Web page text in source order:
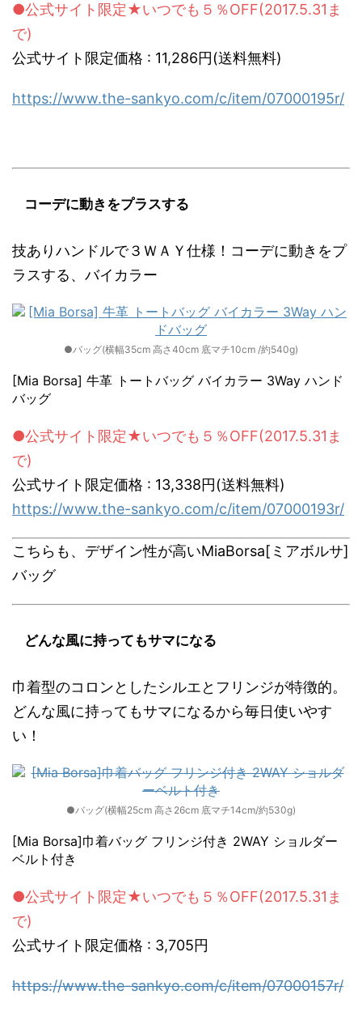
●公式サイト限定★いつでも５％OFF(2017.5.31ま
で)
公式サイト限定価格 : 11,286円(送料無料)
https://www.the-sankyo.com/c/item/07000195r/
コーデに動きをプラスする
技ありハンドルで３ＷＡＹ仕様！コーデに動きをプ
ラスする、バイカラー
●バッグ(横幅35cm 高さ40cm 底マチ10cm /約540g)
[Mia Borsa] 牛革 トートバッグ バイカラー 3Way ハンド
バッグ
●公式サイト限定★いつでも５％OFF(2017.5.31ま
で)
公式サイト限定価格 : 13,338円(送料無料)
https://www.the-sankyo.com/c/item/07000193r/
こちらも、デザイン性が高いMiaBorsa[ミアボルサ]
バッグ
どんな風に持ってもサマになる
巾着型のコロンとしたシルエとフリンジが特徴的。
どんな風に持ってもサマになるから毎日使いやす
い！
●バッグ(横幅25cm 高さ26cm 底マチ14cm/約530g)
[Mia Borsa]巾着バッグ フリンジ付き 2WAY ショルダー
ベルト付き
●公式サイト限定★いつでも５％OFF(2017.5.31ま
で)
公式サイト限定価格 : 3,705円
https://www.the-sankyo.com/c/item/07000157r/